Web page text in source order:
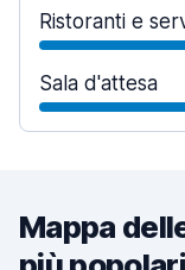
Ristoranti e
Sala d'attesa
Mappa